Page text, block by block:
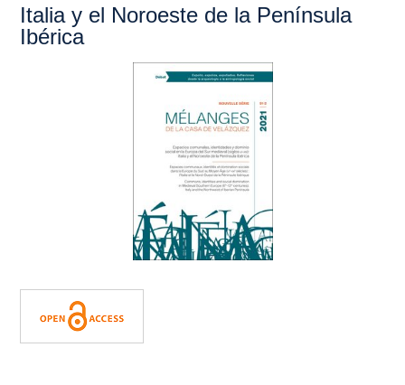
Italia y el Noroeste de la Península
Ibérica